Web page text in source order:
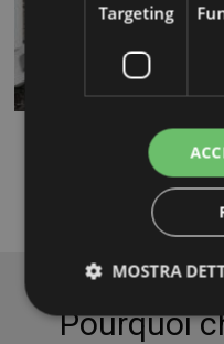
Rampe en acier inox
Pourquoi
Targeting
MOSTRA